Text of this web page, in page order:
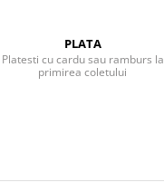
PLATA
Platesti cu cardu sau ramburs la
primirea coletului